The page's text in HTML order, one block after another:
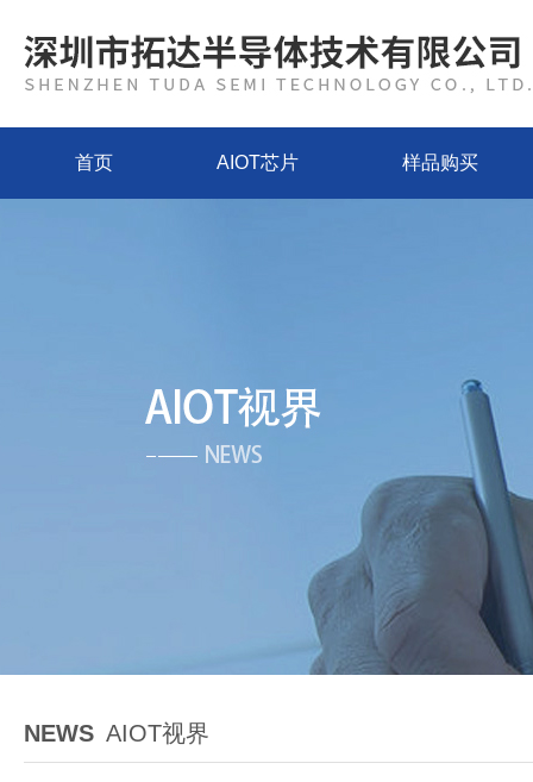
首页 AIOT芯片 样品购买
NEWS AIOT视界